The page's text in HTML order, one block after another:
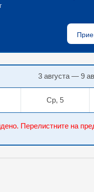
3 августа — 9
Ср, 5
Перелистните на